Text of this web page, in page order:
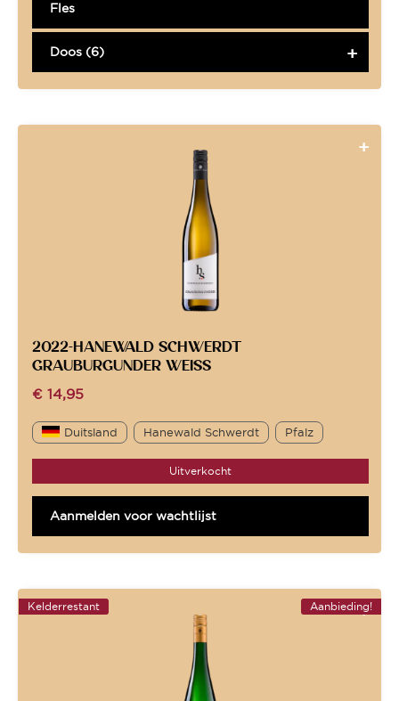
Fles
Doos (6)
2022-HANEWALD SCHWERDT
GRAUBURGUNDER WEISS
€ 14,95
Duitsland Hanewald Schwerdt Pfalz
Uitverkocht
Aanmelden voor wachtlijst
Aanbieding!
Kelderrestant